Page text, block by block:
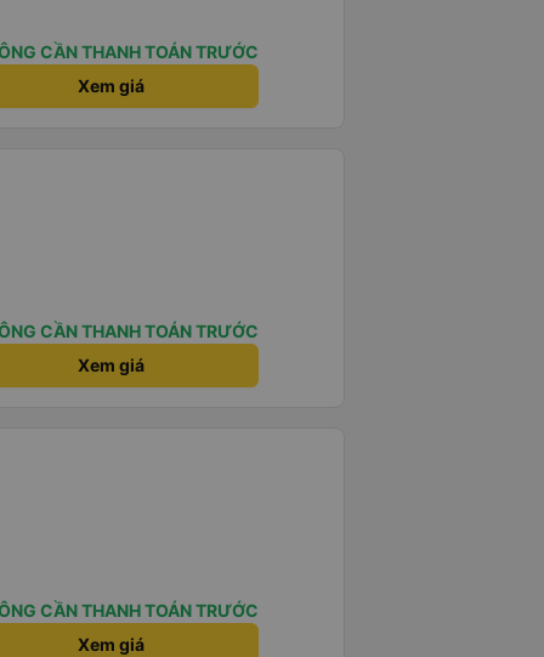
CẦN THANH TOÁN TRƯỚC
Xem giá
CẦN THANH TOÁN TRƯỚC
Xem giá
CẦN THANH TOÁN TRƯỚC
Xem giá